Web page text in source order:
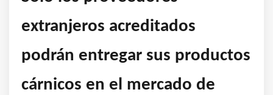
extranjeros acreditados
podrán entregar sus productos
cárnicos en el mercado de